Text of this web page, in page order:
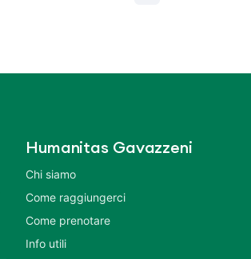
Humanitas Gavazzeni
Chi siamo
Come raggiungerci
Come prenotare
Info utili